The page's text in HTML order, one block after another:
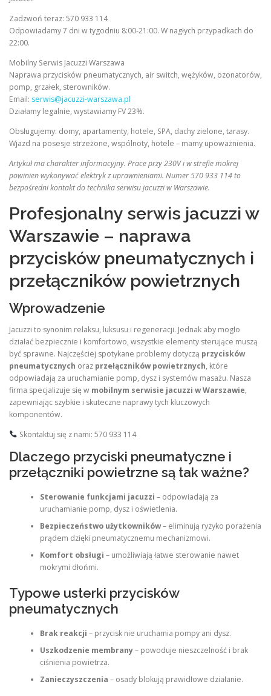
Zadzwoń teraz: 570 933 114
Odpowiadamy 7 dni w tygodniu 8:00-21:00. W nagłych przypadkach do
22:00.
Mobilny Serwis Jacuzzi Warszawa
Naprawa przycisków pneumatycznych, air switch, wężyków, ozonatorów,
pomp, grzałek, sterowników.
Email: serwis@jacuzzi-warszawa.pl
Działamy legalnie, wystawiamy FV 23%.
Obsługujemy: domy, apartamenty, hotele, SPA, dachy zielone, tarasy.
Wjazd na posesje strzeżone, wspólnoty, hotele – mamy upoważnienia.
Artykuł ma charakter informacyjny. Prace przy 230V i w strefie mokrej
powinien wykonywać elektryk z uprawnieniami. Numer 570 933 114 to
bezpośredni kontakt do technika serwisu jacuzzi w Warszawie.
Profesjonalny serwis jacuzzi w
Warszawie – naprawa
przycisków pneumatycznych i
przełączników powietrznych
Wprowadzenie
Jacuzzi to synonim relaksu, luksusu i regeneracji. Jednak aby mogło
działać bezpiecznie i komfortowo, wszystkie elementy sterujące muszą
być sprawne. Najczęściej spotykane problemy dotyczą przycisków
pneumatycznych oraz przełączników powietrznych, które
odpowiadają za uruchamianie pomp, dysz i systemów masażu. Nasza
firma specjalizuje się w mobilnym serwisie jacuzzi w Warszawie,
zapewniając szybkie i skuteczne naprawy tych kluczowych
komponentów.
Skontaktuj się z nami: 570 933 114
Dlaczego przyciski pneumatyczne i
przełączniki powietrzne są tak ważne?
Sterowanie funkcjami jacuzzi – odpowiadają za
uruchamianie pomp, dysz i oświetlenia.
Bezpieczeństwo użytkowników– eliminują ryzyko porażenia
prądem dzięki pneumatycznemu mechanizmowi.
Komfort obsługi – umożliwiają łatwe sterowanie nawet
mokrymi dłońmi.
Typowe usterki przycisków
pneumatycznych
Brak reakcji – przycisk nie uruchamia pompy ani dysz.
Uszkodzenie membrany– powoduje nieszczelność i brak
ciśnienia powietrza.
Zanieczyszczenia – osady blokują prawidłowe działanie.